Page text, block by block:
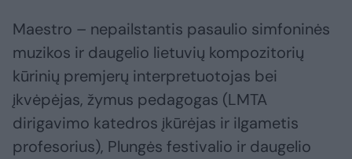
Maestro – nepailstantis pasaulio simfoninės
muzikos ir daugelio lietuvių kompozitorių
kūrinių premjerų interpretuotojas bei
įkvėpėjas, žymus pedagogas (LMTA
dirigavimo katedros įkūrėjas ir ilgametis
profesorius), Plungės festivalio ir daugelio